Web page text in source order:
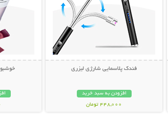
فندک پلاسمایی شارژی لیزری
افزودن به سبد خرید
448,000 تومان